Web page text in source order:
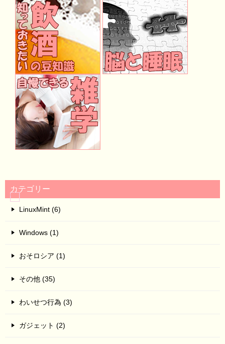
カテゴリー
LinuxMint (6)
Windows (1)
おそロシア (1)
その他 (35)
わいせつ行為 (3)
ガジェット (2)